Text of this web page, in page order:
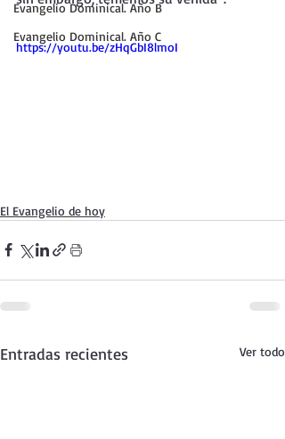
Evangelio Dominical. Año B
Evangelio Dominical. Año C
https://youtu.be/zHqGbI8lmoI
El Evangelio de hoy
Entradas recientes Ver todo